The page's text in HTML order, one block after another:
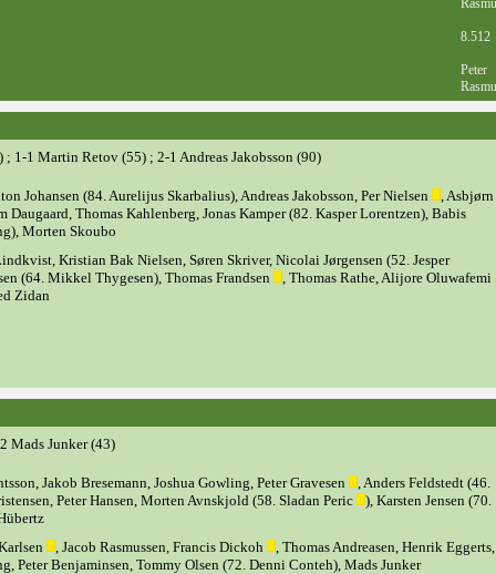
8.512
Peter
1-1 Martin Retov (55) ; 2-1 Andreas Jakobsson (90)
Johansen (84. Aurelijus Skarbalius), Andreas Jakobsson, Per Nielsen
, Asbjørn
Daugaard, Thomas Kahlenberg, Jonas Kamper (82. Kasper Lorentzen), Babis
Morten Skoubo
Kristian Bak Nielsen, Søren Skriver, Nicolai Jørgensen (52. Jesper
(64. Mikkel Thygesen), Thomas Frandsen
, Thomas Rathe, Alijore Oluwafemi
Zidan
Mads Junker (43)
Jakob Bresemann, Joshua Gowling, Peter Gravesen
, Anders Feldstedt (46.
Peter Hansen, Morten Avnskjold (58. Sladan Peric
), Karsten Jensen (70.
, Jacob Rasmussen, Francis Dickoh
, Thomas Andreasen, Henrik Eggerts,
Peter Benjaminsen, Tommy Olsen (72. Denni Conteh), Mads Junker